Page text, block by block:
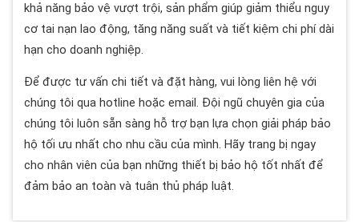
khả năng bảo vệ vượt trội, sản phẩm giúp giảm thiểu nguy
cơ tai nạn lao động, tăng năng suất và tiết kiệm chi phí dài
hạn cho doanh nghiệp.
Để được tư vấn chi tiết và đặt hàng, vui lòng liên hệ với
chúng tôi qua hotline hoặc email. Đội ngũ chuyên gia của
chúng tôi luôn sẵn sàng hỗ trợ bạn lựa chọn giải pháp bảo
hộ tối ưu nhất cho nhu cầu của mình. Hãy trang bị ngay
cho nhân viên của bạn những thiết bị bảo hộ tốt nhất để
đảm bảo an toàn và tuân thủ pháp luật.